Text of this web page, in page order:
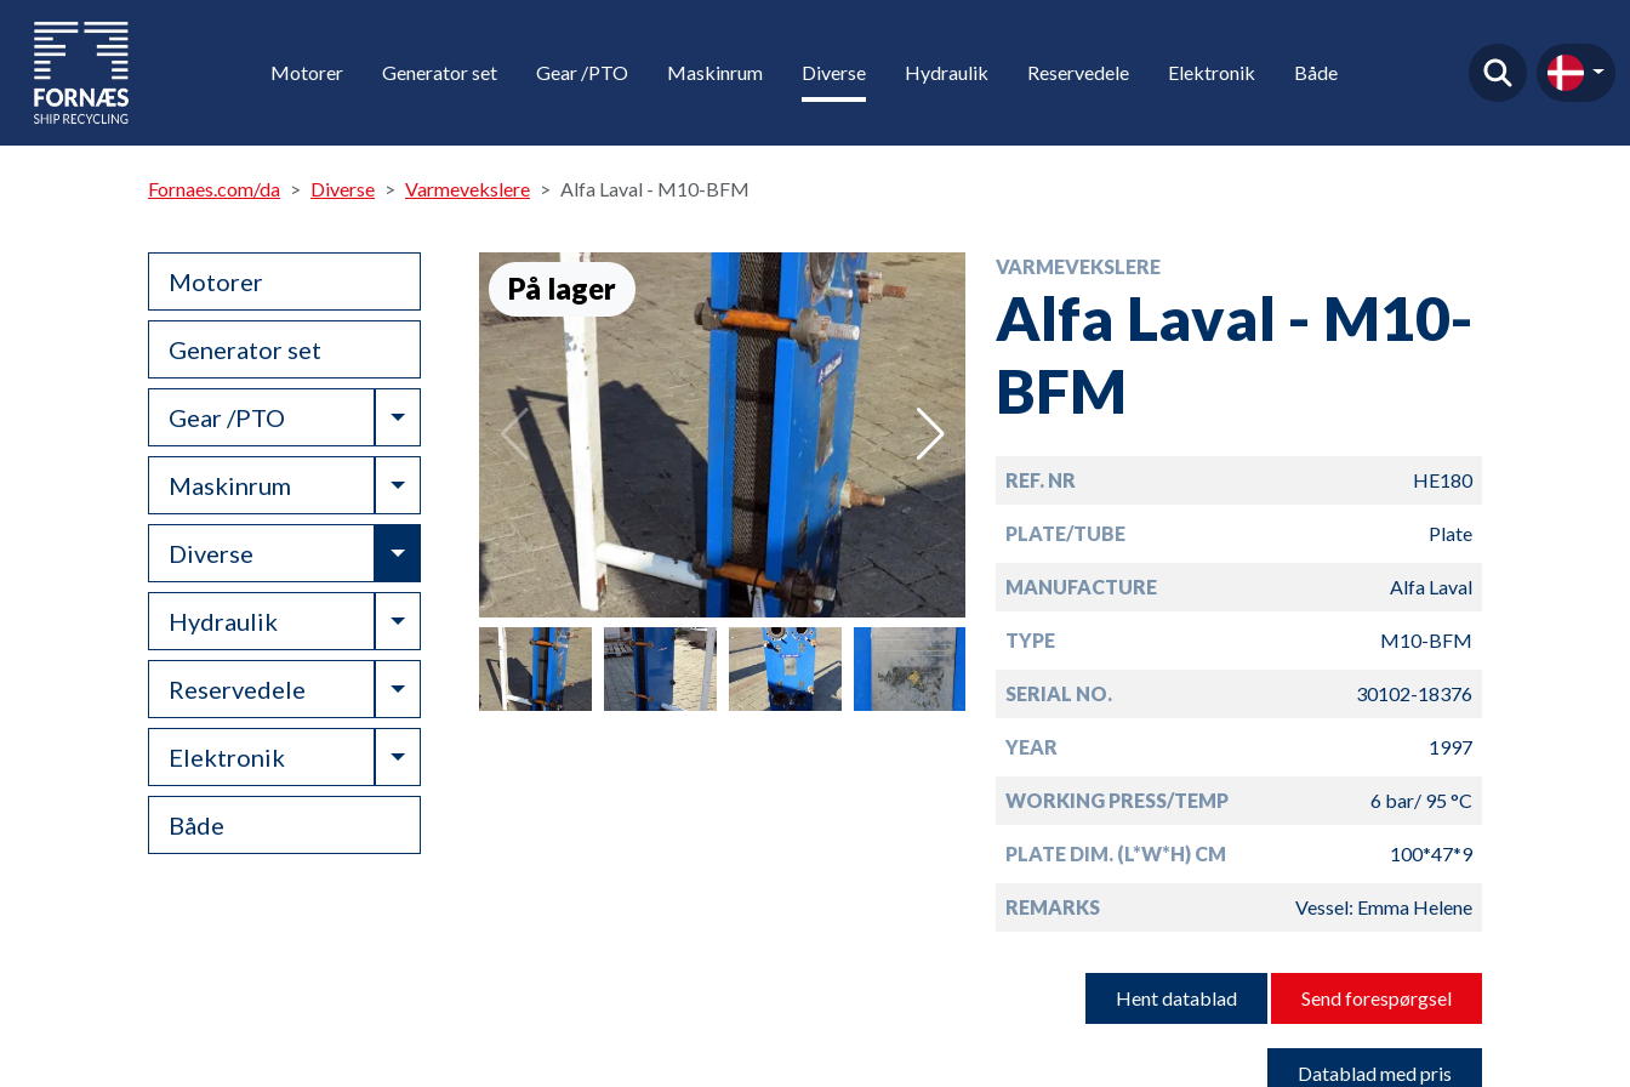
Motorer Generator set Gear /PTO Maskinrum Diverse Hydraulik Reservedele Elektronik Både
Fornaes.com/da Diverse Varmevekslere Alfa Laval - M10-BFM
Motorer
Generator set
Gear /PTO Toggle Dropdown
Maskinrum Toggle Dropdown
Diverse Toggle Dropdown
Hydraulik Toggle Dropdown
Reservedele Toggle Dropdown
Elektronik Toggle Dropdown
Både
På lager
VARMEVEKSLERE
Alfa Laval - M10-
BFM
REF. NR HE180
PLATE/TUBE Plate
MANUFACTURE Alfa Laval
TYPE M10-BFM
SERIAL NO. 30102-18376
YEAR 1997
WORKING PRESS/TEMP 6 bar/ 95 °C
PLATE DIM. (L*W*H) CM 100*47*9
REMARKS Vessel: Emma Helene
Hent datablad Send forespørgsel
Datablad med pris